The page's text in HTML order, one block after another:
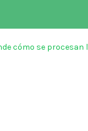
cómo se